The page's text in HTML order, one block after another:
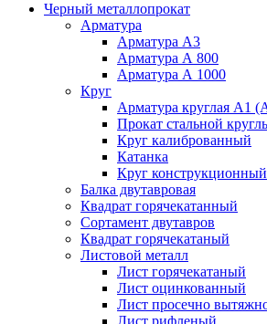
Черный металлопрокат
Арматура
Арматура А3
Арматура А 800
Арматура А 1000
Круг
Арматура круглая А1
Прокат стальной
Круг калиброванный
Катанка
Круг конструкционный
Балка двутавровая
Квадрат горячекатанный
Сортамент двутавров
Квадрат горячекатаный
Листовой металл
Лист горячекатаный
Лист оцинкованный
Лист просечно
Лист рифленый